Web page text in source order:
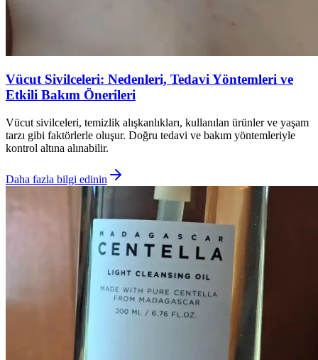
Vücut Sivilceleri: Nedenleri, Tedavi Yöntemleri ve
Etkili Bakım Önerileri
Vücut sivilceleri, temizlik alışkanlıkları, kullanılan ürünler ve yaşam
tarzı gibi faktörlerle oluşur. Doğru tedavi ve bakım yöntemleriyle
kontrol altına alınabilir.
Daha fazla bilgi edinin